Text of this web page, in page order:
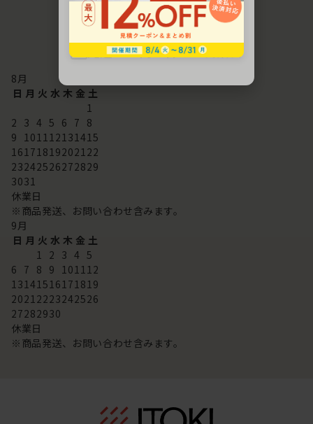
配送・お問い合わせ営業日
8月
日 月 火 水 木 金 土
1
2 3 4 5 6 7 8
9 101112131415
16171819202122
23242526272829
3031
休業日
※商品発送、お問い合わせ含みます。
9月
日 月 火 水 木 金 土
1 2 3 4 5
6 7 8 9 101112
13141516171819
20212223242526
27282930
休業日
※商品発送、お問い合わせ含みます。